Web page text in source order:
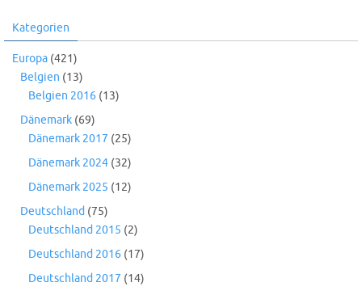
Kategorien
Europa (421)
Belgien (13)
Belgien 2016 (13)
Dänemark (69)
Dänemark 2017 (25)
Dänemark 2024 (32)
Dänemark 2025 (12)
Deutschland (75)
Deutschland 2015 (2)
Deutschland 2016 (17)
Deutschland 2017 (14)